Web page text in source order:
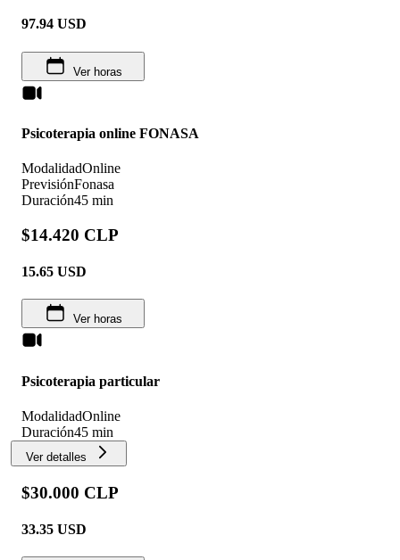
97.94 USD
Ver horas
Psicoterapia online FONASA
ModalidadOnline
PrevisiónFonasa
Duración45 min
$14.420 CLP
15.65 USD
Ver horas
Psicoterapia particular
ModalidadOnline
Duración45 min
Ver detalles
$30.000 CLP
33.35 USD